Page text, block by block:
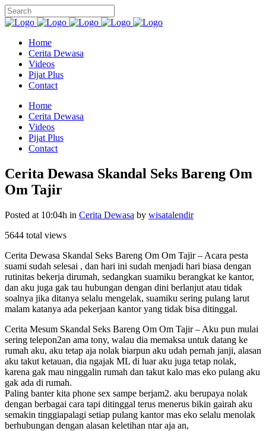
Home
Cerita Dewasa
Videos
Pijat Plus
Contact
Home
Cerita Dewasa
Videos
Pijat Plus
Contact
Cerita Dewasa Skandal Seks Bareng Om
Om Tajir
Posted at 10:04h in Cerita Dewasa by wisatalendir
5644 total views
Cerita Dewasa Skandal Seks Bareng Om Om Tajir – Acara pesta
suami sudah selesai , dan hari ini sudah menjadi hari biasa dengan
rutinitas bekerja dirumah, sedangkan suamiku berangkat ke kantor,
dan aku juga gak tau hubungan dengan dini berlanjut atau tidak
soalnya jika ditanya selalu mengelak, suamiku sering pulang larut
malam katanya ada pekerjaan kantor yang tidak bisa ditinggal.
Cerita Mesum Skandal Seks Bareng Om Om Tajir – Aku pun mulai
sering telepon2an ama tony, walau dia memaksa untuk datang ke
rumah aku, aku tetap aja nolak biarpun aku udah pernah janji, alasan
aku takut ketauan, dia ngajak ML di luar aku juga tetap nolak,
karena gak mau ninggalin rumah dan takut kalo mas eko pulang aku
gak ada di rumah.
Paling banter kita phone sex sampe berjam2. aku berupaya nolak
dengan berbagai cara tapi ditinggal terus menerus bikin gairah aku
semakin tinggiapalagi setiap pulang kantor mas eko selalu menolak
berhubungan dengan alasan keletihan ntar aja an,